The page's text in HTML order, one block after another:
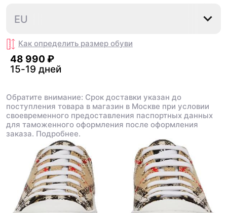
EU
Как определить размер обуви
48 990 ₽
15-19 дней
Обратите внимание: Срок доставки указан до
поступления товара в магазин в Москве при условии
своевременного предоставления паспортных данных
для таможенного оформления после оформления
заказа. Подробнее.